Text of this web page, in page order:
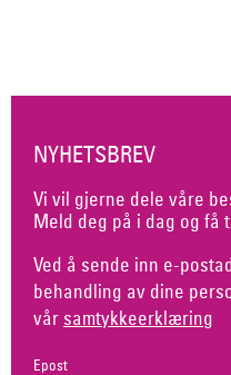
NYHETSBREV
Vi vil gjerne dele våre
Meld deg på i dag og få
Ved å sende inn e-
behandling av dine
vår samtykkeerklæring
Epost